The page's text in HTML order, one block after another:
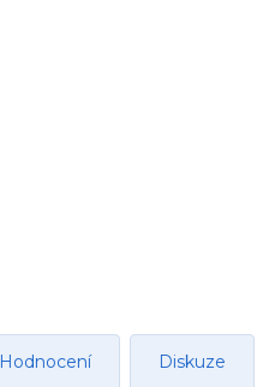
Hodnocení Diskuze